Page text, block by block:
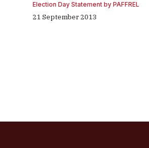
Election Day Statement by PAFFREL
21 September 2013